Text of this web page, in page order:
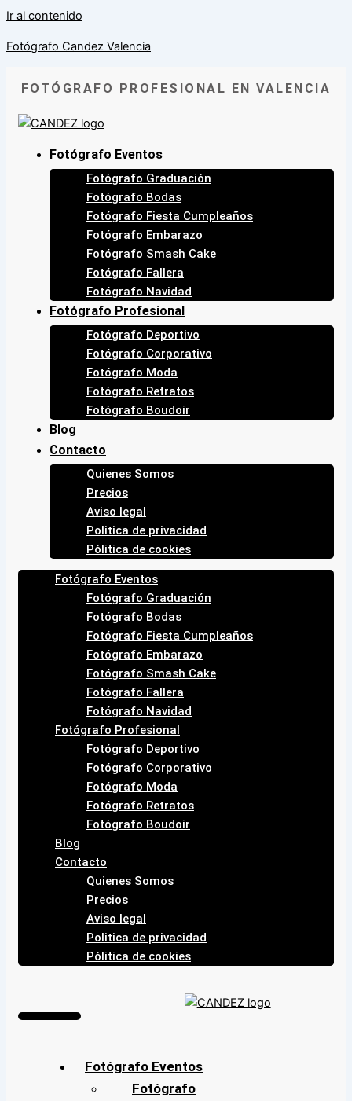
Ir al contenido
Fotógrafo Candez Valencia
FOTÓGRAFO PROFESIONAL EN VALENCIA
Fotógrafo Eventos
Fotógrafo Graduación
Fotógrafo Bodas
Fotógrafo Fiesta Cumpleaños
Fotógrafo Embarazo
Fotógrafo Smash Cake
Fotógrafo Fallera
Fotógrafo Navidad
Fotógrafo Profesional
Fotógrafo Deportivo
Fotógrafo Corporativo
Fotógrafo Moda
Fotógrafo Retratos
Fotógrafo Boudoir
Blog
Contacto
Quienes Somos
Precios
Aviso legal
Politica de privacidad
Pólitica de cookies
Fotógrafo Eventos
Fotógrafo Graduación
Fotógrafo Bodas
Fotógrafo Fiesta Cumpleaños
Fotógrafo Embarazo
Fotógrafo Smash Cake
Fotógrafo Fallera
Fotógrafo Navidad
Fotógrafo Profesional
Fotógrafo Deportivo
Fotógrafo Corporativo
Fotógrafo Moda
Fotógrafo Retratos
Fotógrafo Boudoir
Blog
Contacto
Quienes Somos
Precios
Aviso legal
Politica de privacidad
Pólitica de cookies
Fotógrafo Eventos
Fotógrafo